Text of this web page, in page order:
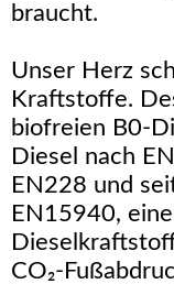
braucht.
Unser Herz
Kraftstoffe.
biofreien B0-
Diesel nach
EN228 und
EN15940,
CO₂-